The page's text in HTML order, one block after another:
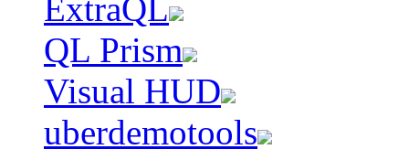
ExtraQL
QL Prism
Visual HUD
uberdemotools